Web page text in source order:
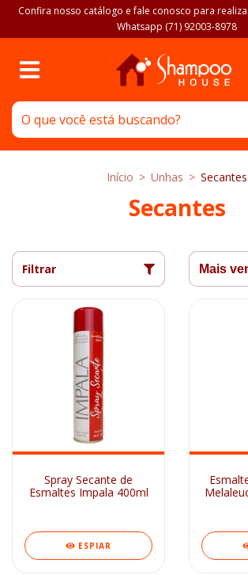
Confira nosso catálogo e fale conosco para
Whatsapp (71) 92003-8978
Início > Unhas > Secantes
Secantes
Filtrar
Spray Secante de
Esmaltes Impala 400ml
ESPIAR